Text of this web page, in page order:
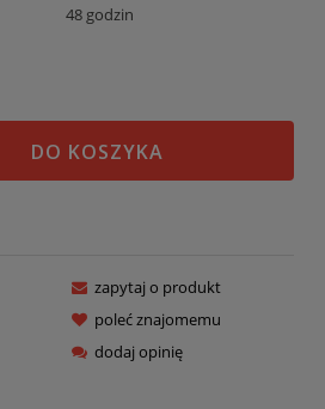
48 godzin
DO KOSZYKA
zapytaj o produkt
poleć znajomemu
dodaj opinię